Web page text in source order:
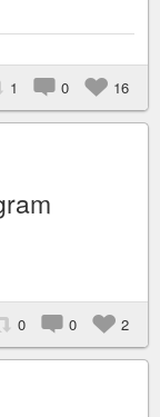
1 0 16
0 0 2